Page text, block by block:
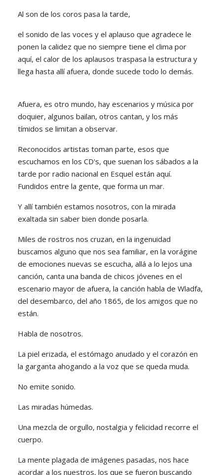
Al son de los coros pasa la tarde,
el sonido de las voces y el aplauso que agradece le
ponen la calidez que no siempre tiene el clima por
aquí, el calor de los aplausos traspasa la estructura y
llega hasta allí afuera, donde sucede todo lo demás.
Afuera, es otro mundo, hay escenarios y música por
doquier, algunos bailan, otros cantan, y los más
tímidos se limitan a observar.
Reconocidos artistas toman parte, esos que
escuchamos en los CD's, que suenan los sábados a la
tarde por radio nacional en Esquel están aquí.
Fundidos entre la gente, que forma un mar.
Y allí también estamos nosotros, con la mirada
exaltada sin saber bien donde posarla.
Miles de rostros nos cruzan, en la ingenuidad
buscamos alguno que nos sea familiar, en la vorágine
de emociones nuevas se escucha, allá a lo lejos una
canción, canta una banda de chicos jóvenes en el
escenario mayor de afuera, la canción habla de Wladfa,
del desembarco, del año 1865, de los amigos que no
están.
Habla de nosotros.
La piel erizada, el estómago anudado y el corazón en
la garganta ahogando a la voz que se queda muda.
No emite sonido.
Las miradas húmedas.
Una mezcla de orgullo, nostalgia y felicidad recorre el
cuerpo.
La mente plagada de imágenes pasadas, nos hace
acordar a los nuestros, los que se fueron buscando